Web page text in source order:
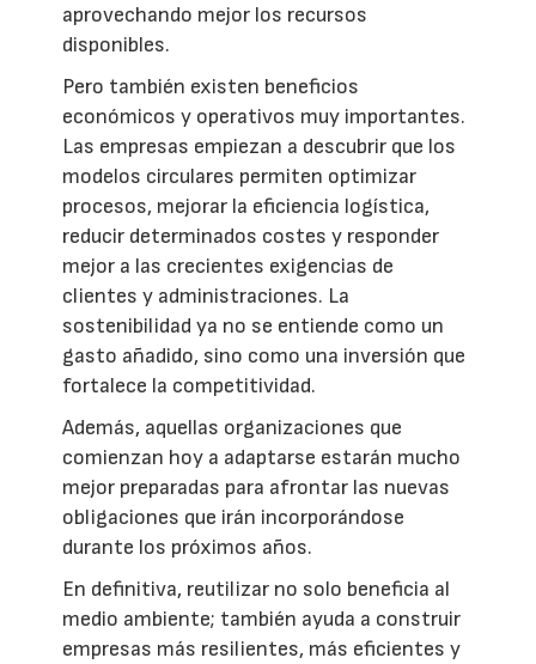
aprovechando mejor los recursos
disponibles.
Pero también existen beneficios
económicos y operativos muy importantes.
Las empresas empiezan a descubrir que los
modelos circulares permiten optimizar
procesos, mejorar la eficiencia logística,
reducir determinados costes y responder
mejor a las crecientes exigencias de
clientes y administraciones. La
sostenibilidad ya no se entiende como un
gasto añadido, sino como una inversión que
fortalece la competitividad.
Además, aquellas organizaciones que
comienzan hoy a adaptarse estarán mucho
mejor preparadas para afrontar las nuevas
obligaciones que irán incorporándose
durante los próximos años.
En definitiva, reutilizar no solo beneficia al
medio ambiente; también ayuda a construir
empresas más resilientes, más eficientes y